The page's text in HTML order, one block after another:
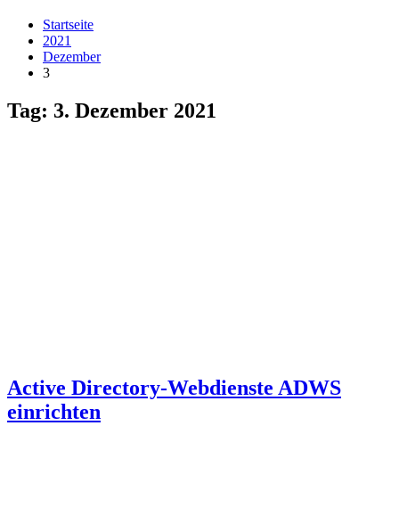
Startseite
2021
Dezember
3
Tag: 3. Dezember 2021
Active Directory-Webdienste ADWS
einrichten